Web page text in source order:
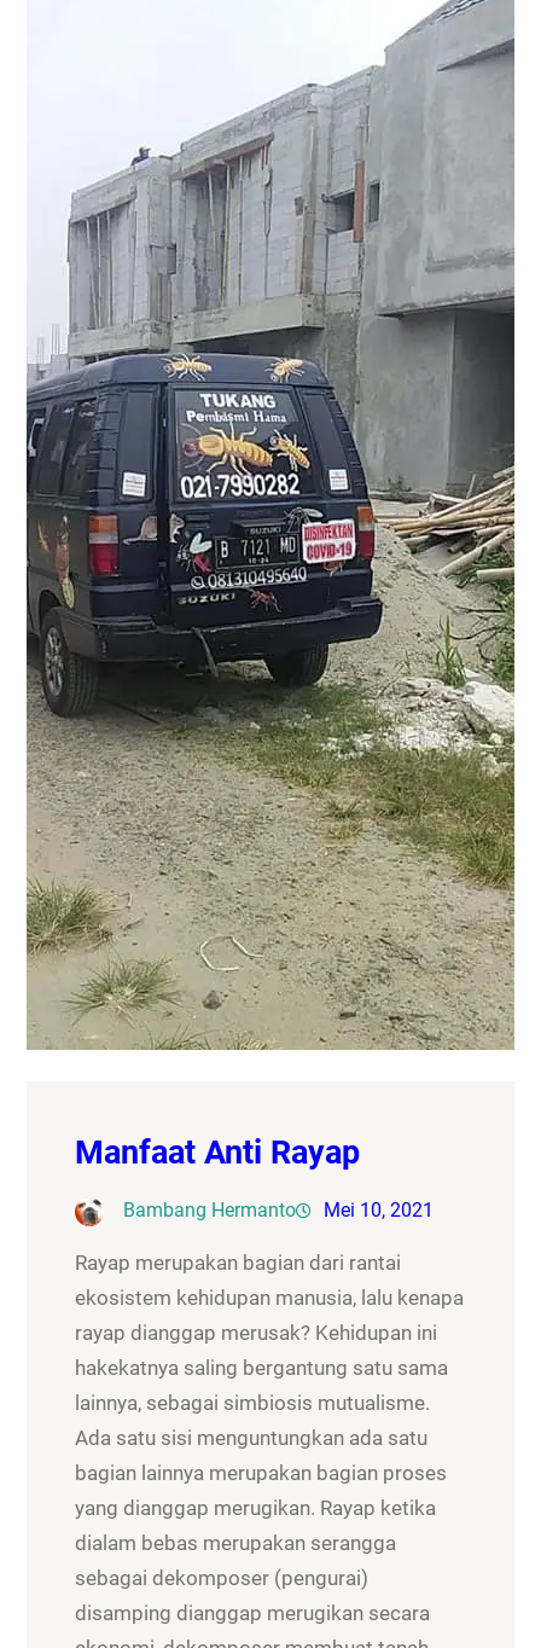
Manfaat Anti Rayap
Bambang Hermanto Mei 10, 2021
Rayap merupakan bagian dari rantai
ekosistem kehidupan manusia, lalu kenapa
rayap dianggap merusak? Kehidupan ini
hakekatnya saling bergantung satu sama
lainnya, sebagai simbiosis mutualisme.
Ada satu sisi menguntungkan ada satu
bagian lainnya merupakan bagian proses
yang dianggap merugikan. Rayap ketika
dialam bebas merupakan serangga
sebagai dekomposer (pengurai)
disamping dianggap merugikan secara